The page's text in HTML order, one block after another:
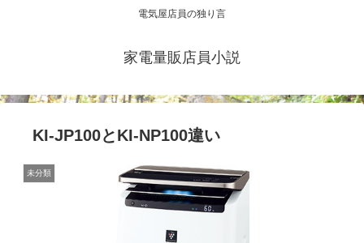
電気屋店員の独り言
家電量販店員小説
KI-JP100とKI-NP100違い
未分類